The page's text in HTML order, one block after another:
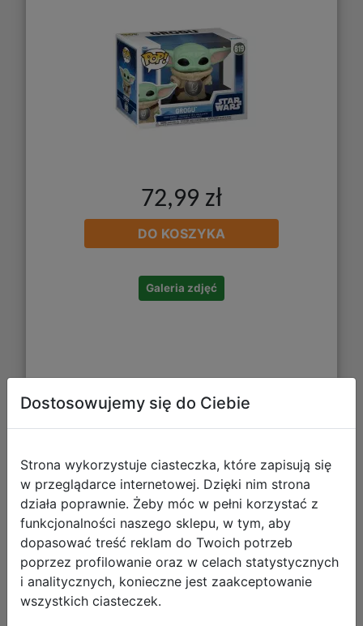
72,99 zł
DO KOSZYKA
Galeria zdjęć
The Child w/Frog
Dostosowujemy się do Ciebie
Strona wykorzystuje ciasteczka, które zapisują się
w przeglądarce internetowej. Dzięki nim strona
działa poprawnie. Żeby móc w pełni korzystać z
funkcjonalności naszego sklepu, w tym, aby
dopasować treść reklam do Twoich potrzeb
poprzez profilowanie oraz w celach statystycznych
i analitycznych, konieczne jest zaakceptowanie
wszystkich ciasteczek.